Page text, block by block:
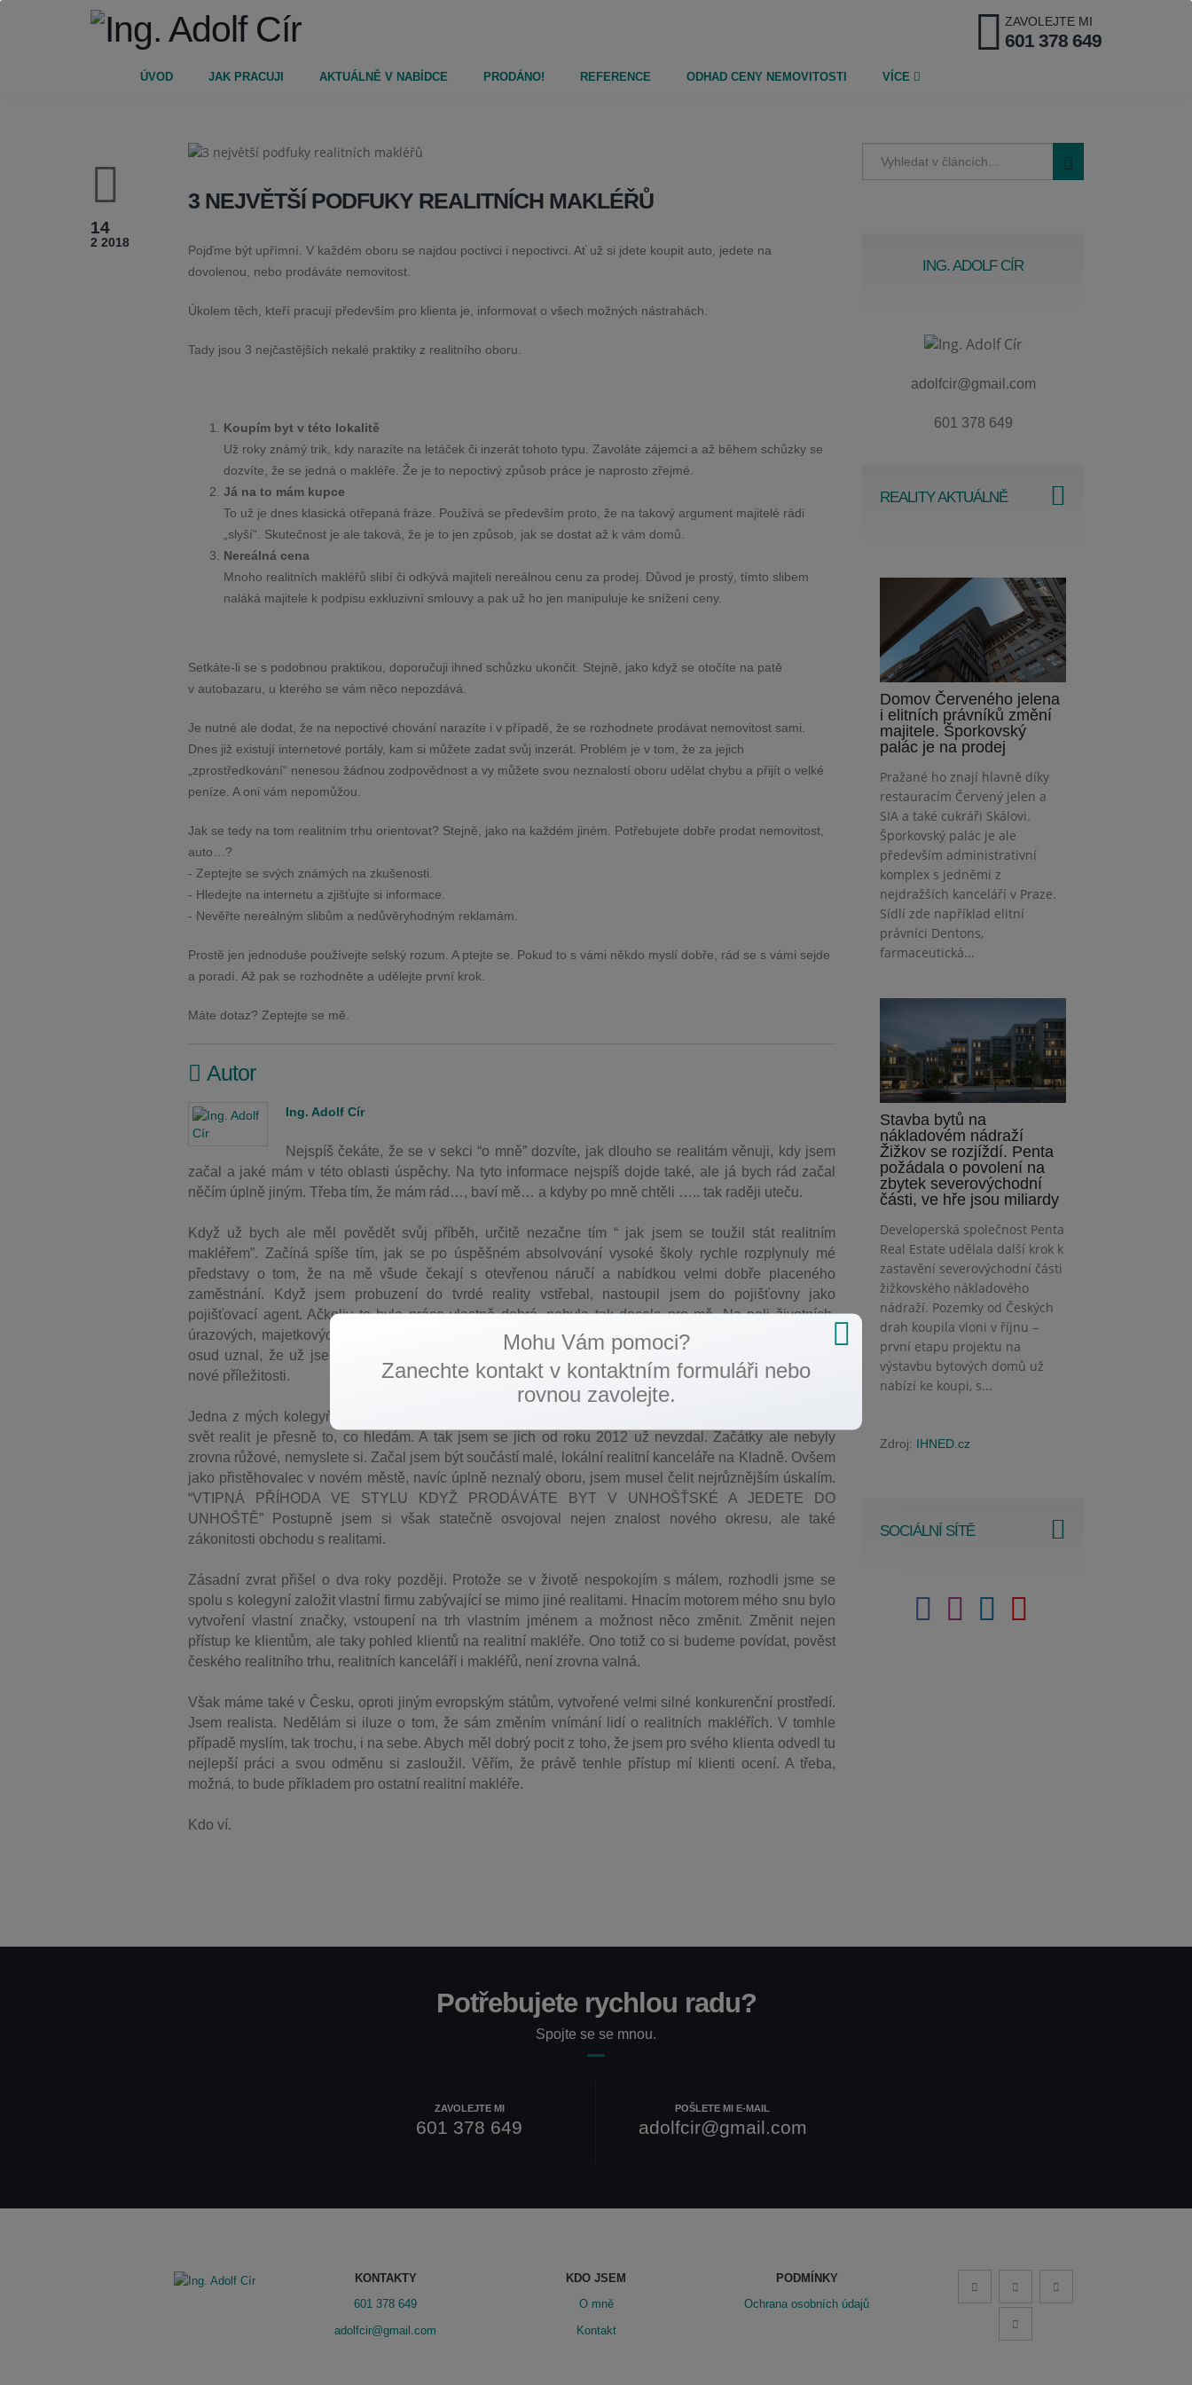
ZAVOLEJTE MI
601 378 649
ÚVOD JAK PRACUJI AKTUÁLNĚ V NABÍDCE PRODÁNO! REFERENCE ODHAD CENY NEMOVITOSTI VÍCE
14
2 2018
3 NEJVĚTŠÍ PODFUKY REALITNÍCH MAKLÉŘŮ
Pojďme být upřímní. V každém oboru se najdou poctivci i nepoctivci. Ať už si jdete koupit auto, jedete na
dovolenou, nebo prodáváte nemovitost.
Úkolem těch, kteří pracují především pro klienta je, informovat o všech možných nástrahách.
Tady jsou 3 nejčastějších nekalé praktiky z realitního oboru.
Koupím byt v této lokalitě
Už roky známý trik, kdy narazíte na letáček či inzerát tohoto typu. Zavoláte zájemci a až během schůzky se
dozvíte, že se jedná o makléře. Že je to nepoctivý způsob práce je naprosto zřejmé.
Já na to mám kupce
To už je dnes klasická otřepaná fráze. Používá se především proto, že na takový argument majitelé rádi
„slyší“. Skutečnost je ale taková, že je to jen způsob, jak se dostat až k vám domů.
Nereálná cena
Mnoho realitních makléřů slíbí či odkývá majiteli nereálnou cenu za prodej. Důvod je prostý, tímto slibem
naláká majitele k podpisu exkluzivní smlouvy a pak už ho jen manipuluje ke snížení ceny.
Setkáte-li se s podobnou praktikou, doporučuji ihned schůzku ukončit. Stejně, jako když se otočíte na patě
v autobazaru, u kterého se vám něco nepozdává.
Je nutné ale dodat, že na nepoctivé chování narazíte i v případě, že se rozhodnete prodávat nemovitost sami.
Dnes již existují internetové portály, kam si můžete zadat svůj inzerát. Problém je v tom, že za jejich
„zprostředkování“ nenesou žádnou zodpovědnost a vy můžete svou neznalostí oboru udělat chybu a přijít o velké
peníze. A oni vám nepomůžou.
Jak se tedy na tom realitním trhu orientovat? Stejně, jako na každém jiném. Potřebujete dobře prodat nemovitost,
auto…?
- Zeptejte se svých známých na zkušenosti.
- Hledejte na internetu a zjišťujte si informace.
- Nevěřte nereálným slibům a nedůvěryhodným reklamám.
Prostě jen jednoduše používejte selský rozum. A ptejte se. Pokud to s vámi někdo myslí dobře, rád se s vámi sejde
a poradí. Až pak se rozhodněte a udělejte první krok.
Máte dotaz? Zeptejte se mě.
Autor
Ing. Adolf Cír
Nejspíš čekáte, že se v sekci “o mně” dozvíte, jak dlouho se realitám věnuji, kdy jsem
začal a jaké mám v této oblasti úspěchy. Na tyto informace nejspíš dojde také, ale já bych rád začal
něčím úplně jiným. Třeba tím, že mám rád…, baví mě… a kdyby po mně chtěli ….. tak raději uteču.
Když už bych ale měl povědět svůj příběh, určitě nezačne tím “ jak jsem se toužil stát realitním
makléřem”. Začíná spíše tím, jak se po úspěšném absolvování vysoké školy rychle rozplynuly mé
představy o tom, že na mě všude čekají s otevřenou náručí a nabídkou velmi dobře placeného
zaměstnání. Když jsem probuzení do tvrdé reality vstřebal, nastoupil jsem do pojišťovny jako
pojišťovací agent. Ačkoliv to byla práce vlastně dobrá, nebyla tak docela pro mě. Na poli životních,
úrazových, majetkových a kdovíjakých pojistek jsem se prostě necítil ve své kůži. V tu chvíli nejspíš
osud uznal, že už jsem dostatečně poučen, přestal jsem věřit na zázraky a jsem připraven přijmout
nové příležitosti.
Jedna z mých kolegyň mi nabídla, jestli bych nechtěl zkusit práci v realitách. Brzy jsem pochopil, že
svět realit je přesně to, co hledám. A tak jsem se jich od roku 2012 už nevzdal. Začátky ale nebyly
zrovna růžové, nemyslete si. Začal jsem být součástí malé, lokální realitní kanceláře na Kladně. Ovšem
jako přistěhovalec v novém městě, navíc úplně neznalý oboru, jsem musel čelit nejrůznějším úskalím.
“VTIPNÁ PŘÍHODA VE STYLU KDYŽ PRODÁVÁTE BYT V UNHOŠŤSKÉ A JEDETE DO
UNHOŠTĚ” Postupně jsem si však statečně osvojoval nejen znalost nového okresu, ale také
zákonitosti obchodu s realitami.
Zásadní zvrat přišel o dva roky později. Protože se v životě nespokojím s málem, rozhodli jsme se
spolu s kolegyní založit vlastní firmu zabývající se mimo jiné realitami. Hnacím motorem mého snu bylo
vytvoření vlastní značky, vstoupení na trh vlastním jménem a možnost něco změnit. Změnit nejen
přístup ke klientům, ale taky pohled klientů na realitní makléře. Ono totiž co si budeme povídat, pověst
českého realitního trhu, realitních kanceláří i makléřů, není zrovna valná.
Však máme také v Česku, oproti jiným evropským státům, vytvořené velmi silné konkurenční prostředí.
Jsem realista. Nedělám si iluze o tom, že sám změním vnímání lidí o realitních makléřích. V tomhle
případě myslím, tak trochu, i na sebe. Abych měl dobrý pocit z toho, že jsem pro svého klienta odvedl tu
nejlepší práci a svou odměnu si zasloužil. Věřím, že právě tenhle přístup mí klienti ocení. A třeba,
možná, to bude příkladem pro ostatní realitní makléře.
Kdo ví.
ING. ADOLF CÍR
adolfcir@gmail.com
601 378 649
REALITY AKTUÁLNĚ
Domov Červeného jelena
i elitních právníků změní
majitele. Šporkovský
palác je na prodej
Pražané ho znají hlavně díky
restauracím Červený jelen a
SIA a také cukráři Skálovi.
Šporkovský palác je ale
především administrativní
komplex s jedněmi z
nejdražších kanceláří v Praze.
Sídlí zde například elitní
právníci Dentons,
farmaceutická...
Stavba bytů na
nákladovém nádraží
Žižkov se rozjíždí. Penta
požádala o povolení na
zbytek severovýchodní
části, ve hře jsou miliardy
Developerská společnost Penta
Real Estate udělala další krok k
zastavění severovýchodní části
žižkovského nákladového
nádraží. Pozemky od Českých
drah koupila vloni v říjnu –
první etapu projektu na
výstavbu bytových domů už
nabízí ke koupi, s...
Zdroj: IHNED.cz
SOCIÁLNÍ SÍTĚ
Potřebujete rychlou radu?
Spojte se se mnou.
ZAVOLEJTE MI
601 378 649
POŠLETE MI E-MAIL
adolfcir@gmail.com
KONTAKTY
601 378 649
adolfcir@gmail.com
KDO JSEM
O mně
Kontakt
PODMÍNKY
Ochrana osobních údajů
Mohu Vám pomoci?
Zanechte kontakt v kontaktním formuláři nebo
rovnou zavolejte.